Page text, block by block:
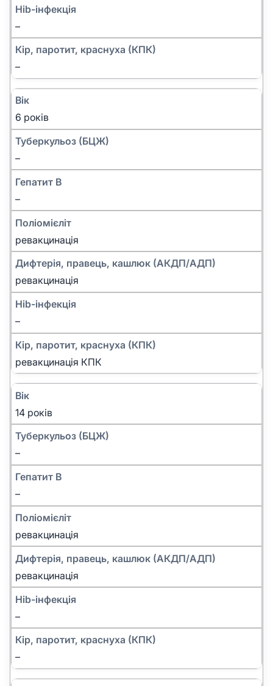
Hib-інфекція
–
Кір, паротит, краснуха (КПК)
–
Вік
6 років
Туберкульоз (БЦЖ)
–
Гепатит B
–
Поліомієліт
ревакцинація
Дифтерія, правець, кашлюк (АКДП/АДП)
ревакцинація
Hib-інфекція
–
Кір, паротит, краснуха (КПК)
ревакцинація КПК
Вік
14 років
Туберкульоз (БЦЖ)
–
Гепатит B
–
Поліомієліт
ревакцинація
Дифтерія, правець, кашлюк (АКДП/АДП)
ревакцинація
Hib-інфекція
–
Кір, паротит, краснуха (КПК)
–